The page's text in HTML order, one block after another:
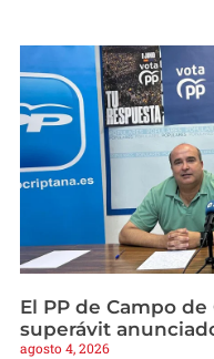
El PP de Campo
superávit
agosto 4, 2026